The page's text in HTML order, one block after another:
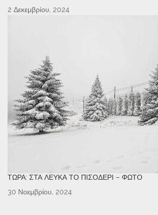
2 Δεκεμβρίου, 2024
ΤΏΡΑ: ΣΤΑ ΛΕΥΚΆ ΤΟ ΠΙΣΟΔΈΡΙ – ΦΩΤΌ
30 Νοεμβρίου, 2024